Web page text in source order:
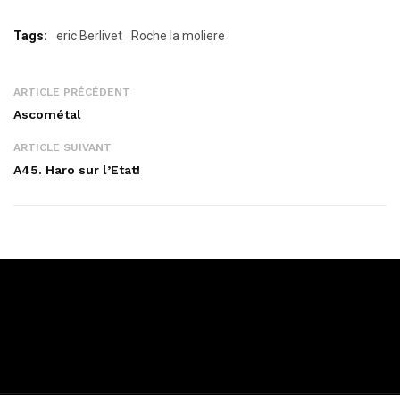
Tags: eric Berlivet Roche la moliere
ARTICLE PRÉCÉDENT
Ascométal
ARTICLE SUIVANT
A45. Haro sur l’Etat!